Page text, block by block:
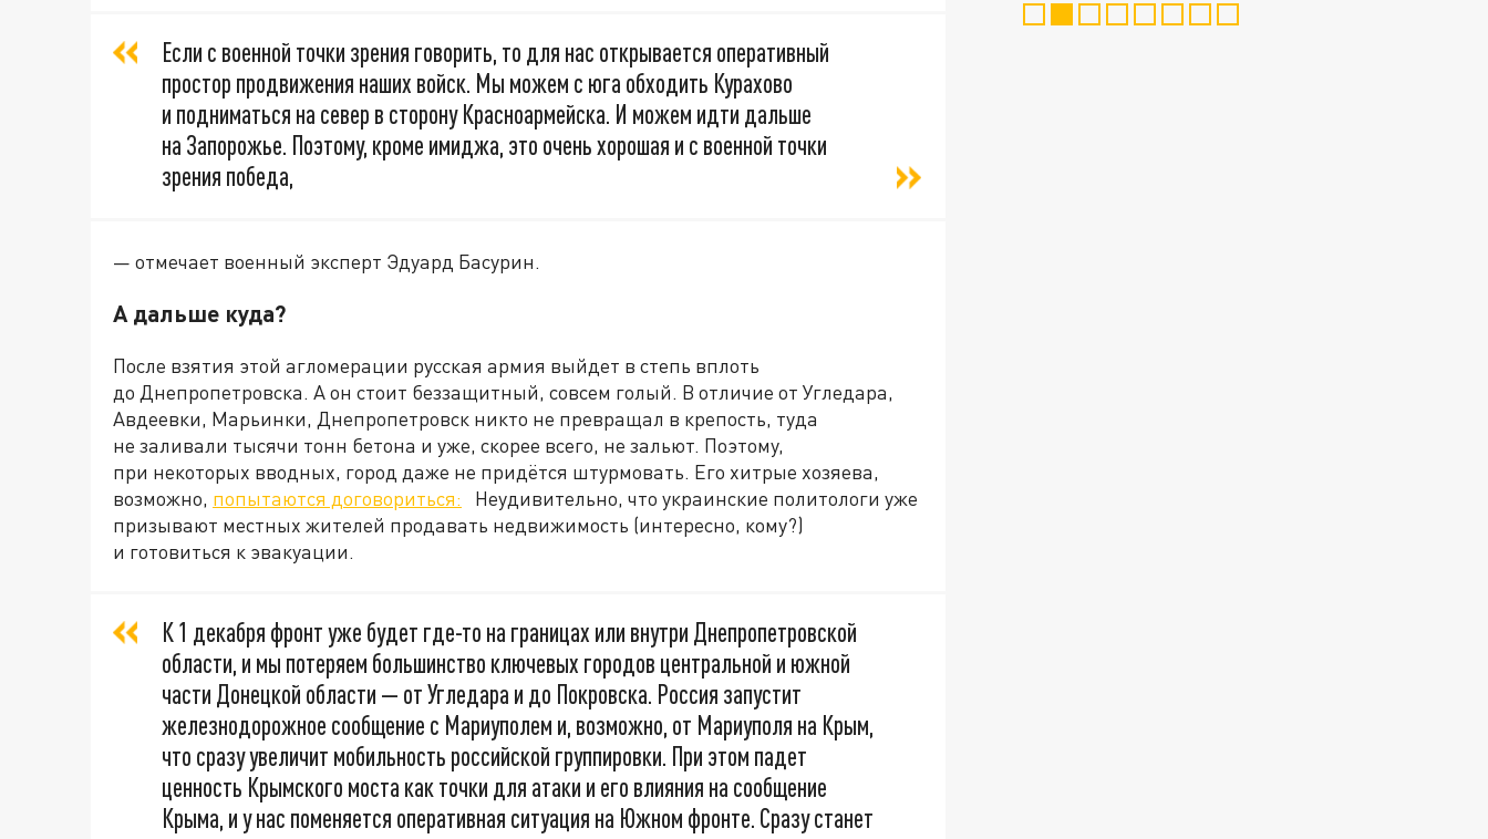
Если с военной точки зрения говорить, то для нас открывается оперативный
простор продвижения наших войск. Мы можем с юга обходить Курахово
и подниматься на север в сторону Красноармейска. И можем идти дальше
на Запорожье. Поэтому, кроме имиджа, это очень хорошая и с военной точки
зрения победа,
— отмечает военный эксперт Эдуард Басурин.
А дальше куда?
После взятия этой агломерации русская армия выйдет в степь вплоть
до Днепропетровска. А он стоит беззащитный, совсем голый. В отличие от Угледара,
Авдеевки, Марьинки, Днепропетровск никто не превращал в крепость, туда
не заливали тысячи тонн бетона и уже, скорее всего, не зальют. Поэтому,
при некоторых вводных, город даже не придётся штурмовать. Его хитрые хозяева,
возможно, попытаются договориться: Неудивительно, что украинские политологи уже
призывают местных жителей продавать недвижимость (интересно, кому?)
и готовиться к эвакуации.
К 1 декабря фронт уже будет где-то на границах или внутри Днепропетровской
области, и мы потеряем большинство ключевых городов центральной и южной
части Донецкой области — от Угледара и до Покровска. Россия запустит
железнодорожное сообщение с Мариуполем и, возможно, от Мариуполя на Крым,
что сразу увеличит мобильность российской группировки. При этом падет
ценность Крымского моста как точки для атаки и его влияния на сообщение
Крыма, и у нас поменяется оперативная ситуация на Южном фронте. Сразу станет